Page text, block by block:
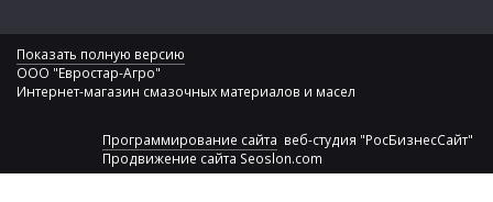
Показать полную версию
ООО "Евростар-Агро"
Интернет-магазин смазочных материалов и масел
Программирование сайта веб-студия "РосБизнесСайт"
Продвижение сайта Seoslon.com